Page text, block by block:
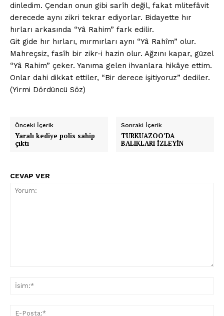
dinledim. Çendan onun gibi sarîh değil, fakat mlitefâvit
derecede aynı zikri tekrar ediyorlar. Bidayette hır
hırları arkasında “Yâ Rahim” fark edilir.
Git gide hır hırları, mırmırları aynı “Yâ Rahîm” olur.
Mahreçsiz, fasîh bir zikr-i hazin olur. Ağzını kapar, güzel
“Yâ Rahim” çeker. Yanıma gelen ihvanlara hikâye ettim.
Onlar dahi dikkat ettiler, “Bir derece işitiyoruz” dediler.
(Yirmi Dördüncü Söz)
Önceki İçerik
Yaralı kediye polis sahip
çıktı
Sonraki İçerik
TURKUAZOO’DA
BALIKLARI İZLEYİN
CEVAP VER